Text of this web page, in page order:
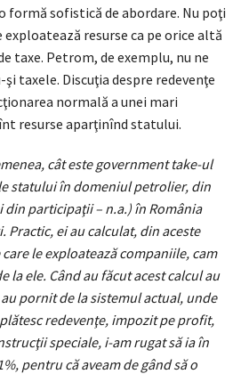
formă sofistică de abordare. Nu poţi
resurse ca pe orice altă
taxe. Petrom, de exemplu, nu ne
taxele. Discuţia despre redevenţe
normală a unei mari
resurse aparţinînd statului.
cât este government take-ul
statului în domeniul petrolier, din
din participaţii – n.a.) în România
Practic, ei au calculat, din aceste
le exploatează companiile, cam
la ele. Când au făcut acest calcul au
pornit de la sistemul actual, unde
redevenţe, impozit pe profit,
speciale, i-am rugat să ia în
pentru că aveam de gând să o